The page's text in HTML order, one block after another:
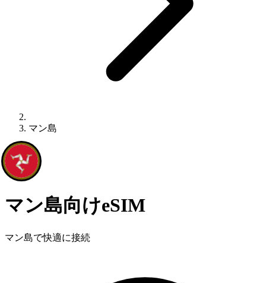
マン島
マン島向けeSIM
マン島で快適に接続